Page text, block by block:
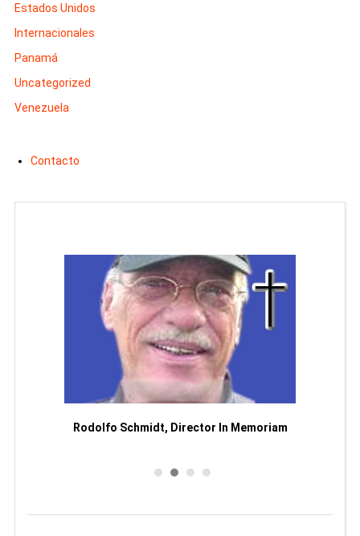
Estados Unidos
Internacionales
Panamá
Uncategorized
Venezuela
Contacto
Rodolfo Schmidt, Director In Memoriam